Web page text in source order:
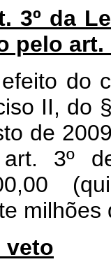
3º da
pelo
efeito do
II, do
de
3º
milhões
veto